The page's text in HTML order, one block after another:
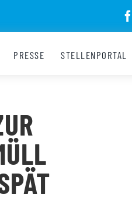
PRESSE STELLENPORTAL